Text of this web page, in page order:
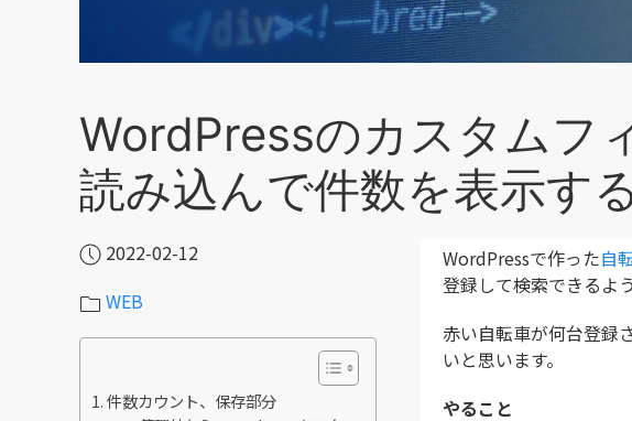
WordPressのカスタムフ
読み込んで件数を表示する
2022-02-12
WEB
件数カウント、保存部分
WordPressで作った自
登録して検索できるよ
赤い自転車が何台登録
いと思います。
やること